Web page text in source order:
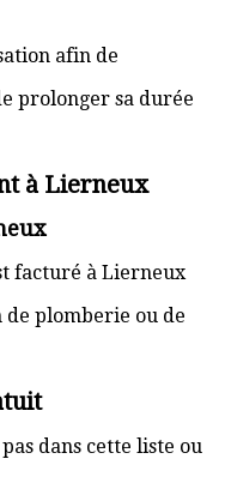
afin de
prolonger sa durée
à Lierneux
facturé à Lierneux
de plomberie ou de
dans cette liste ou